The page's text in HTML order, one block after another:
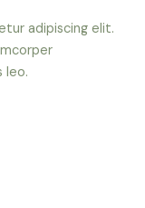
adipiscing elit.
leo.